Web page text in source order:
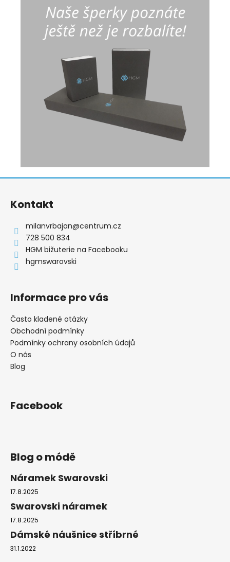
Z
Kontakt
milanvrbajan@centrum.cz
728 500 834
HGM bižuterie na Facebooku
hgmswarovski
Informace pro vás
Často kladené otázky
Obchodní podmínky
Podmínky ochrany osobních údajů
O nás
Blog
Facebook
Blog o módě
Náramek Swarovski
17.8.2025
Swarovski náramek
17.8.2025
Dámské náušnice stříbrné
31.1.2022